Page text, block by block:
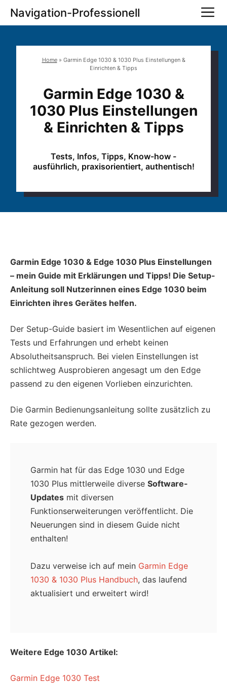
Zum
Inhalt
Navigation-Professionell
Home» Garmin Edge 1030 & 1030 Plus Einstellungen &
Einrichten & Tipps
Garmin Edge 1030 &
1030 Plus Einstellungen
& Einrichten & Tipps
Tests, Infos, Tipps, Know-how -
ausführlich, praxisorientiert, authentisch!
Garmin Edge 1030 & Edge 1030 Plus Einstellungen
– mein Guide mit Erklärungen und Tipps! Die Setup-
Anleitung soll Nutzerinnen eines Edge 1030 beim
Einrichten ihres Gerätes helfen.
Der Setup-Guide basiert im Wesentlichen auf eigenen
Tests und Erfahrungen und erhebt keinen
Absolutheitsanspruch. Bei vielen Einstellungen ist
schlichtweg Ausprobieren angesagt um den Edge
passend zu den eigenen Vorlieben einzurichten.
Die Garmin Bedienungsanleitung sollte zusätzlich zu
Rate gezogen werden.
Garmin hat für das Edge 1030 und Edge
1030 Plus mittlerweile diverse Software-
Updates mit diversen
Funktionserweiterungen veröffentlicht. Die
Neuerungen sind in diesem Guide nicht
enthalten!
Dazu verweise ich auf mein Garmin Edge
1030 & 1030 Plus Handbuch, das laufend
aktualisiert und erweitert wird!
Weitere Edge 1030 Artikel:
Garmin Edge 1030 Test